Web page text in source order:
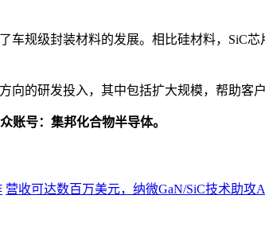
车规级封装材料的发展。相比硅材料，SiC
向的研发投入，其中包括扩大规模，帮助客
账号：集邦化合物半导体。
营收可达数百万美元，纳微GaN/SiC技术助攻